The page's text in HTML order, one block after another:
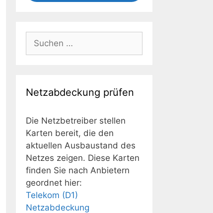
nach:
Netzabdeckung prüfen
Die Netzbetreiber stellen
Karten bereit, die den
aktuellen Ausbaustand des
Netzes zeigen. Diese Karten
finden Sie nach Anbietern
geordnet hier:
Telekom (D1)
Netzabdeckung